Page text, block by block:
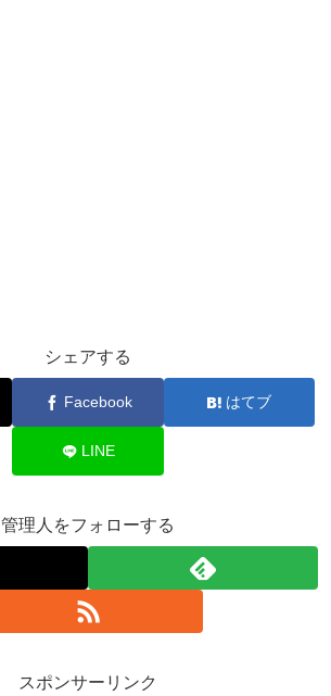
シェアする
Facebook はてブ
LINE
管理人をフォローする
スポンサーリンク